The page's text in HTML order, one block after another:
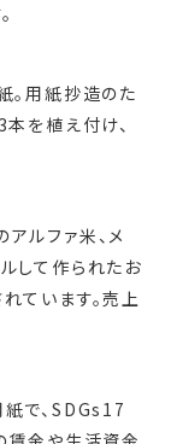
。用紙抄造のた
を植え付け、
ルファ米、メ
して作られたお
ています。売上
で、SDGs17